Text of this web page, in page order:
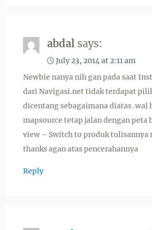
abdal says:
July 23, 2014 at 2:11 am
Newbie nanya nih gan pada saat
dari Navigasi.net tidak terdapat
dicentang sebagaimana diatas .wal
mapsource tetap jalan dengan peta
view – Switch to produk tulisannya
thanks agan atas pencerahannya
Reply